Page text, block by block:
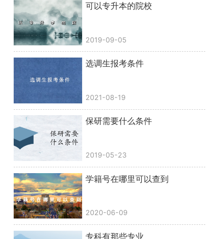
可以专升本的院校
2019-09-05
选调生报考条件
2021-08-19
保研需要什么条件
2019-05-23
学籍号在哪里可以查到
2020-06-09
专科有那些专业